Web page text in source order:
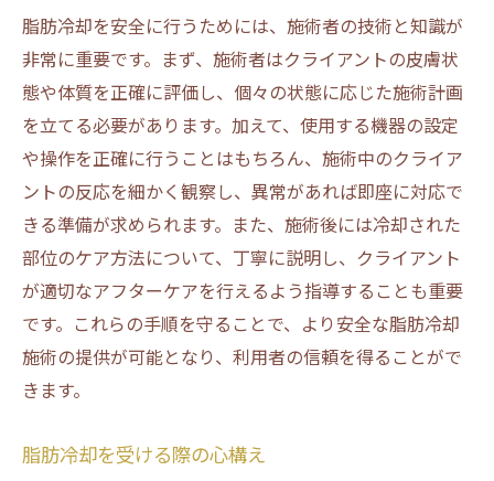
脂肪冷却を安全に行うためには、施術者の技術と知識が
非常に重要です。まず、施術者はクライアントの皮膚状
態や体質を正確に評価し、個々の状態に応じた施術計画
を立てる必要があります。加えて、使用する機器の設定
や操作を正確に行うことはもちろん、施術中のクライア
ントの反応を細かく観察し、異常があれば即座に対応で
きる準備が求められます。また、施術後には冷却された
部位のケア方法について、丁寧に説明し、クライアント
が適切なアフターケアを行えるよう指導することも重要
です。これらの手順を守ることで、より安全な脂肪冷却
施術の提供が可能となり、利用者の信頼を得ることがで
きます。
脂肪冷却を受ける際の心構え